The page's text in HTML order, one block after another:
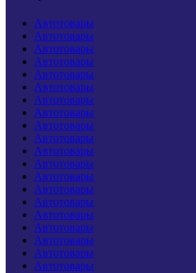
Автотовары
Автотовары
Автотовары
Автотовары
Автотовары
Автотовары
Автотовары
Автотовары
Автотовары
Автотовары
Автотовары
Автотовары
Автотовары
Автотовары
Автотовары
Автотовары
Автотовары
Автотовары
Автотовары
Автотовары